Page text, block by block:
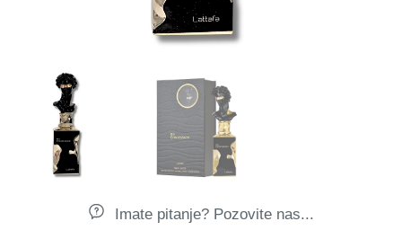
Imate pitanje? Pozovite nas...